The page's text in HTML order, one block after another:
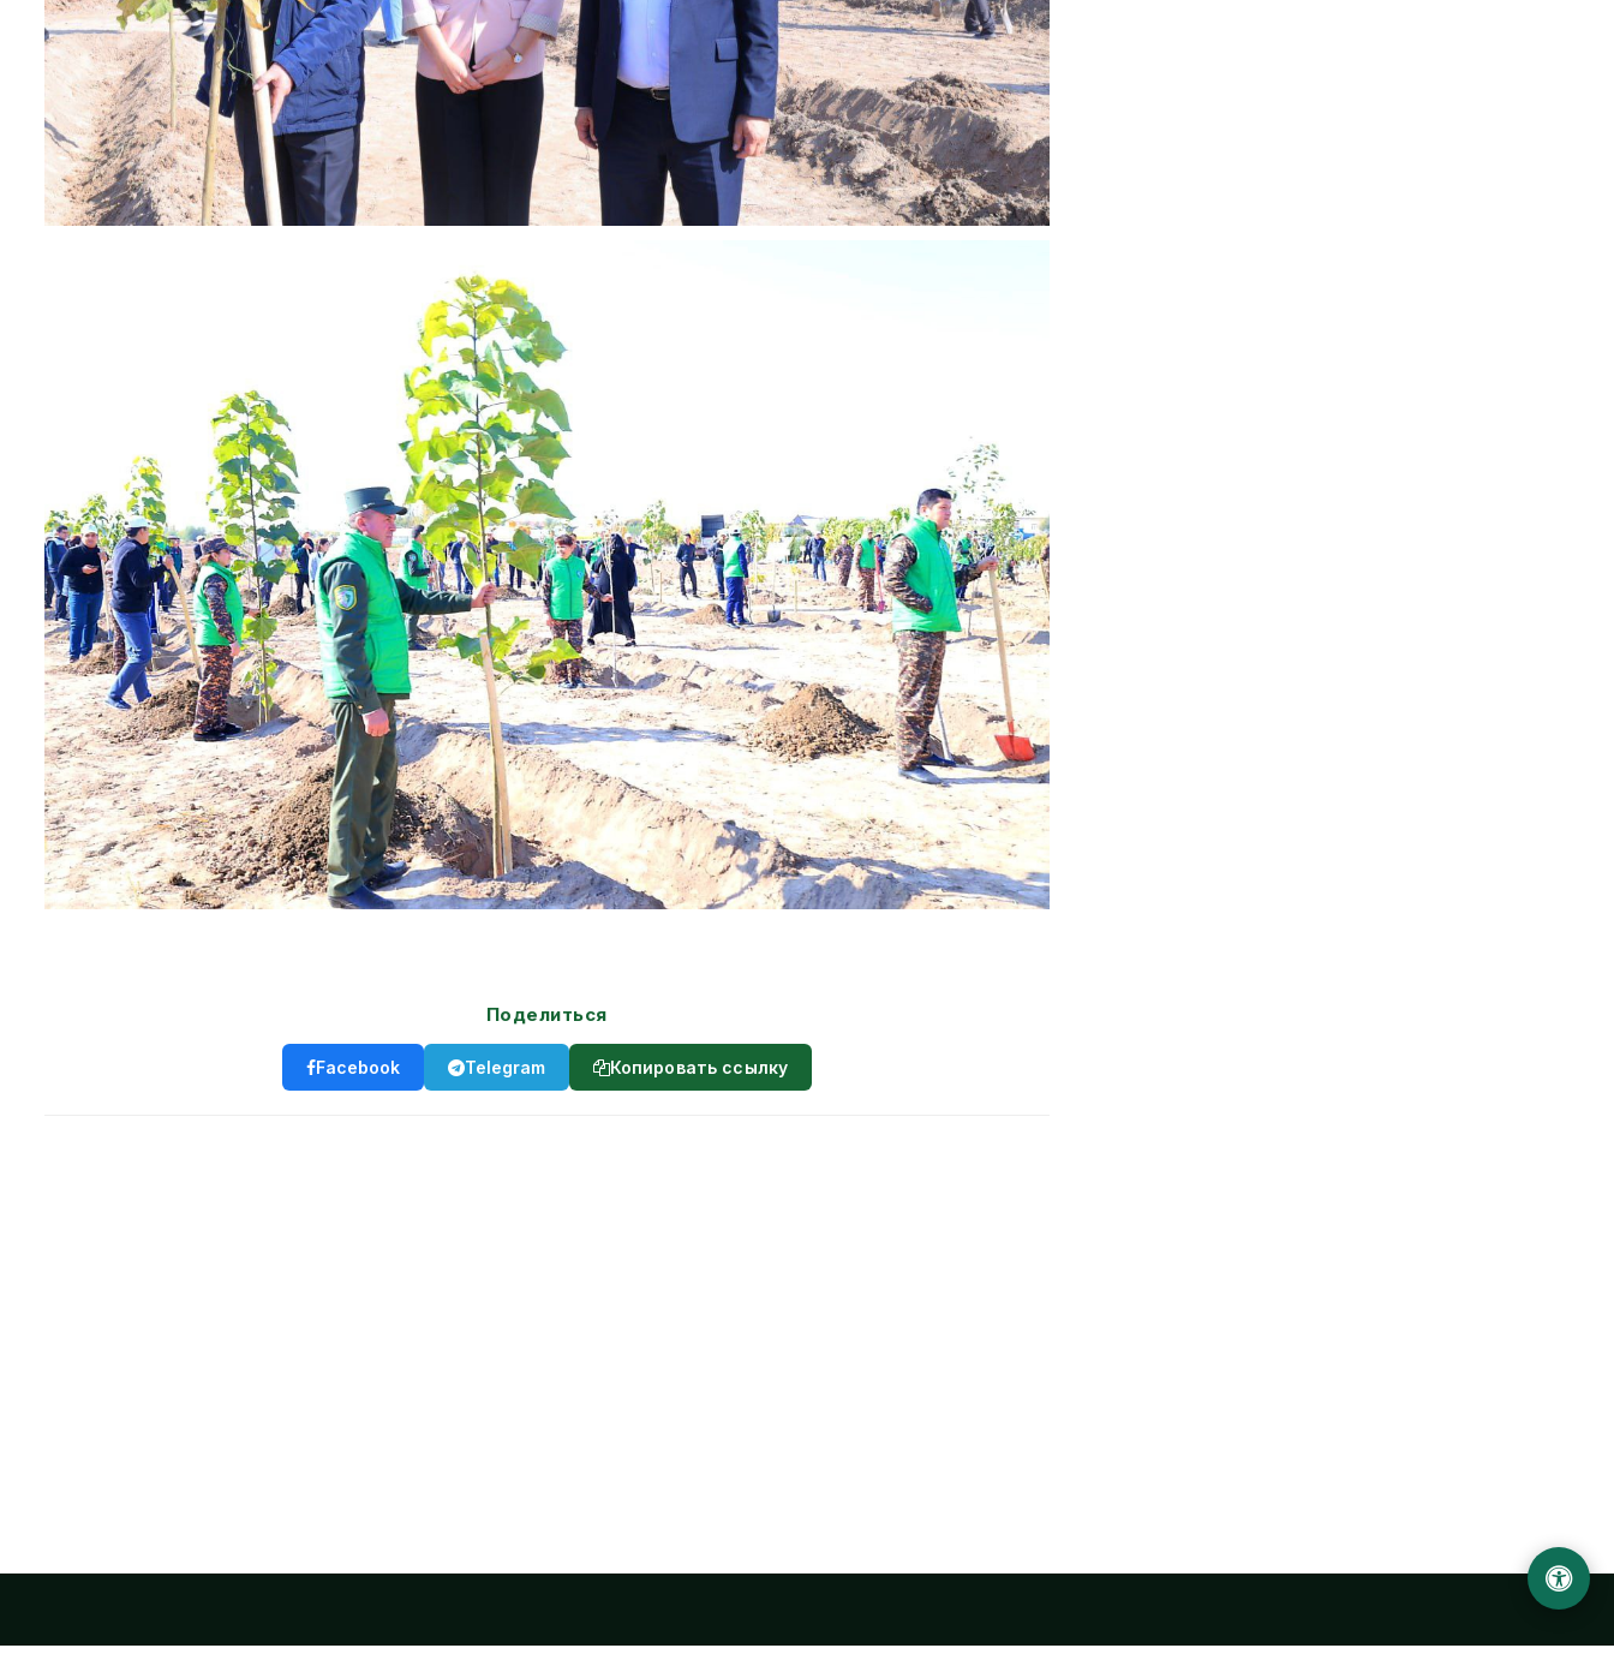
Поделиться
Facebook Telegram Копировать ссылку